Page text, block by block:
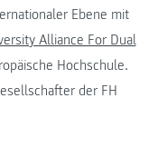
Ebene mit
Alliance For Dual
Hochschule.
der FH